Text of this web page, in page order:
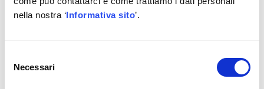
nella nostra ‘Informativa sito’.
delNecessari
Corsi per Abilitazioni
Vai alla scheda